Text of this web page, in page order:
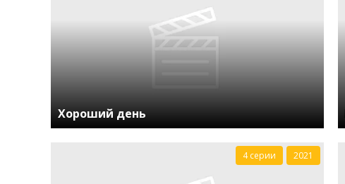
Хороший день
4 серии 2021